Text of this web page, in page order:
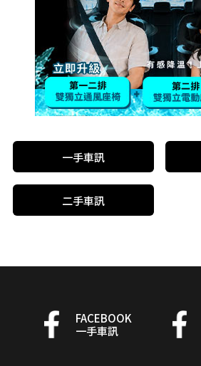
一手車訊
二手車訊
FACEBOOK
一手車訊